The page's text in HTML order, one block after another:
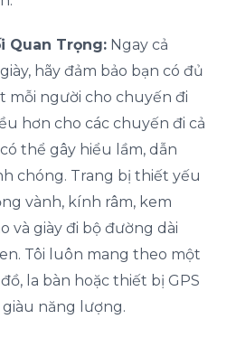
Quan Trọng: Ngay cả
hãy đảm bảo bạn có đủ
mỗi người cho chuyến đi
hơn cho các chuyến đi cả
thể gây hiểu lầm, dẫn
chóng. Trang bị thiết yếu
vành, kính râm, kem
và giày đi bộ đường dài
Tôi luôn mang theo một
la bàn hoặc thiết bị GPS
năng lượng.